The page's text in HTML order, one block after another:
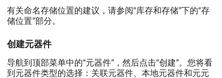
有关命名存储位置的建议，请参阅“库存和存储”下的“存
储位置”部分。
创建元器件
导航到顶部菜单中的“元器件”，然后点击“创建”。您将看
到元器件类型的选择：关联元器件、本地元器件和元元